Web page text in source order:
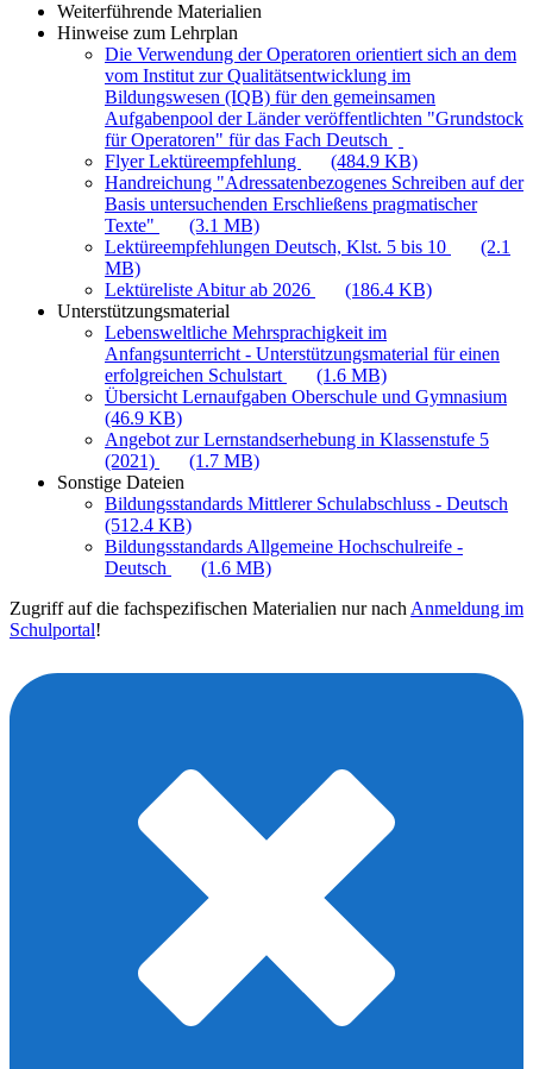
Weiterführende Materialien
Hinweise zum Lehrplan
Die Verwendung der Operatoren orientiert sich an dem
vom Institut zur Qualitätsentwicklung im
Bildungswesen (IQB) für den gemeinsamen
Aufgabenpool der Länder veröffentlichten "Grundstock
für Operatoren" für das Fach Deutsch
Flyer Lektüreempfehlung
(484.9 KB)
Handreichung "Adressatenbezogenes Schreiben auf der
Basis untersuchenden Erschließens pragmatischer
Texte"
(3.1 MB)
Lektüreempfehlungen Deutsch, Klst. 5 bis 10
(2.1
MB)
Lektüreliste Abitur ab 2026
(186.4 KB)
Unterstützungsmaterial
Lebensweltliche Mehrsprachigkeit im
Anfangsunterricht - Unterstützungsmaterial für einen
erfolgreichen Schulstart
(1.6 MB)
Übersicht Lernaufgaben Oberschule und Gymnasium
(46.9 KB)
Angebot zur Lernstandserhebung in Klassenstufe 5
(2021)
(1.7 MB)
Sonstige Dateien
Bildungsstandards Mittlerer Schulabschluss - Deutsch
(512.4 KB)
Bildungsstandards Allgemeine Hochschulreife -
Deutsch
(1.6 MB)
Zugriff auf die fachspezifischen Materialien nur nach Anmeldung im
Schulportal!